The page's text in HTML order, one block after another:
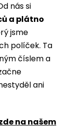
nás si
a plátno
jsme
políček. Ta
číslem a
ani
na našem